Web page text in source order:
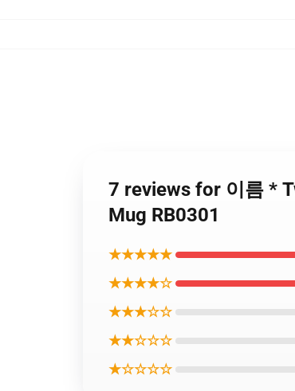
7 reviews for 이름 *
Mug RB0301
★★★★★
★★★★☆
★★★☆☆
★★☆☆☆
★☆☆☆☆